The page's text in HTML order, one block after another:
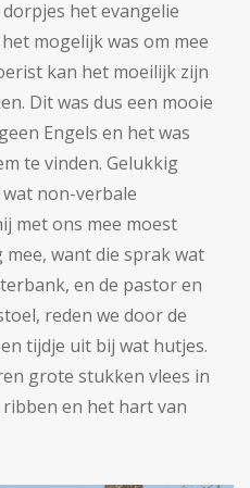
het evangelie
mogelijk was om mee
kan het moeilijk zijn
Dit was dus een mooie
Engels en het was
te vinden. Gelukkig
non-verbale
met ons mee moest
want die sprak wat
en de pastor en
reden we door de
tijdje uit bij wat hutjes.
grote stukken vlees in
en het hart van